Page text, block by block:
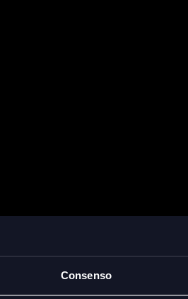
Consenso